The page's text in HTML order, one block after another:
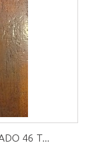
46 T...